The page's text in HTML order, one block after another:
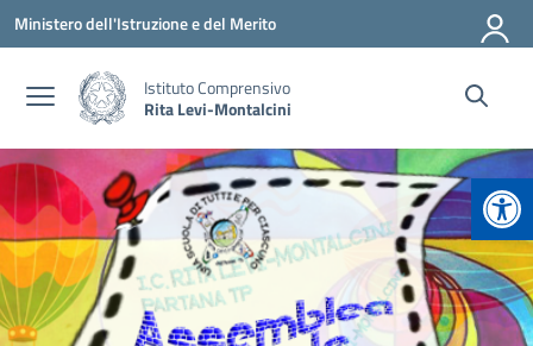
Vai ai contenuti
Vai al menu di navigazione
Vai al footer
Ministero dell'Istruzione e del Merito
Istituto Comprensivo
Rita Levi-Montalcini